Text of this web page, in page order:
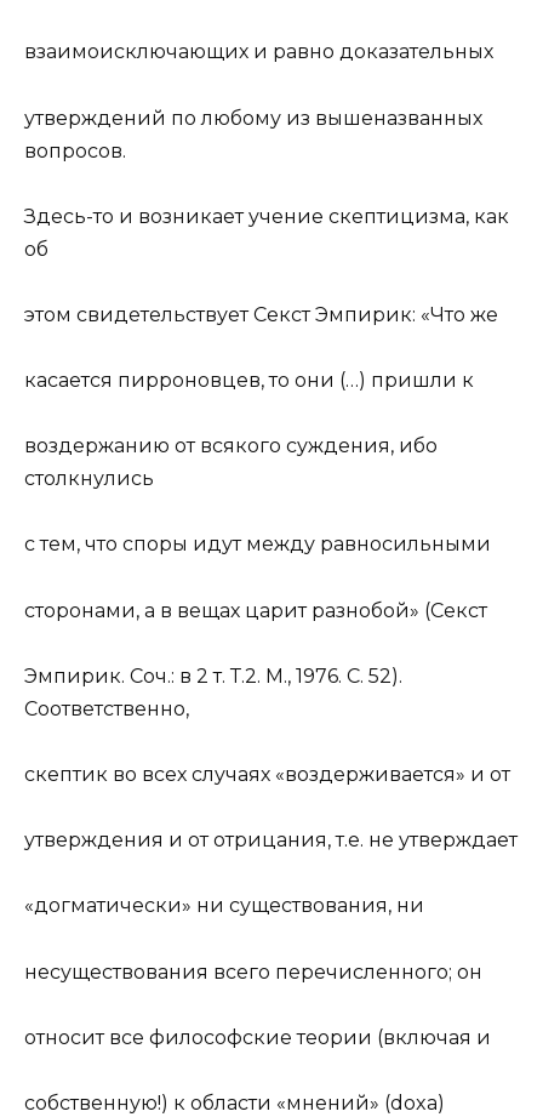
взаимоисключающих и равно доказательных
утверждений по любому из вышеназванных
вопросов.
Здесь-то и возникает учение скептицизма, как
об
этом свидетельствует Секст Эмпирик: «Что же
касается пирроновцев, то они (…) пришли к
воздержанию от всякого суждения, ибо
столкнулись
с тем, что споры идут между равносильными
сторонами, а в вещах царит разнобой» (Секст
Эмпирик. Соч.: в 2 т. Т.2. М., 1976. С. 52).
Соответственно,
скептик во всех случаях «воздерживается» и от
утверждения и от отрицания, т.е. не утверждает
«догматически» ни существования, ни
несуществования всего перечисленного; он
относит все философскиетеории (включая и
собственную!) к области «мнений» (doxa)